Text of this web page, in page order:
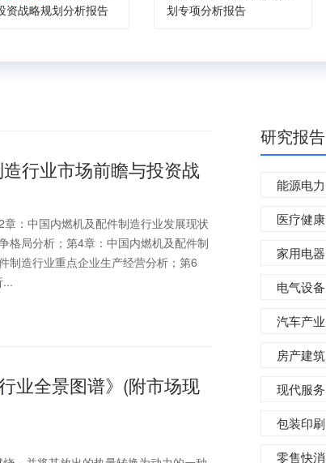
资战略规划分析报告
划专项分析报告
行业市场前瞻与投资战
：中国内燃机及配件制造行业发展现状
格局分析；第4章：中国内燃机及配件制
制造行业重点企业生产经营分析；第6
...
业全景图谱》(附市场现
研究报告
能源电力
医疗健康
家用电器
电气设备
汽车产业
房产建筑
现代服务
包装印刷
零售快消